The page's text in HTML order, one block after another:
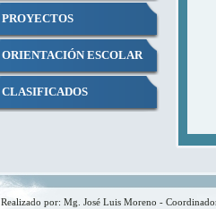
PROYECTOS
ORIENTACIÓN ESCOLAR
CLASIFICADOS
Realizado por: Mg. José Luis Moreno -